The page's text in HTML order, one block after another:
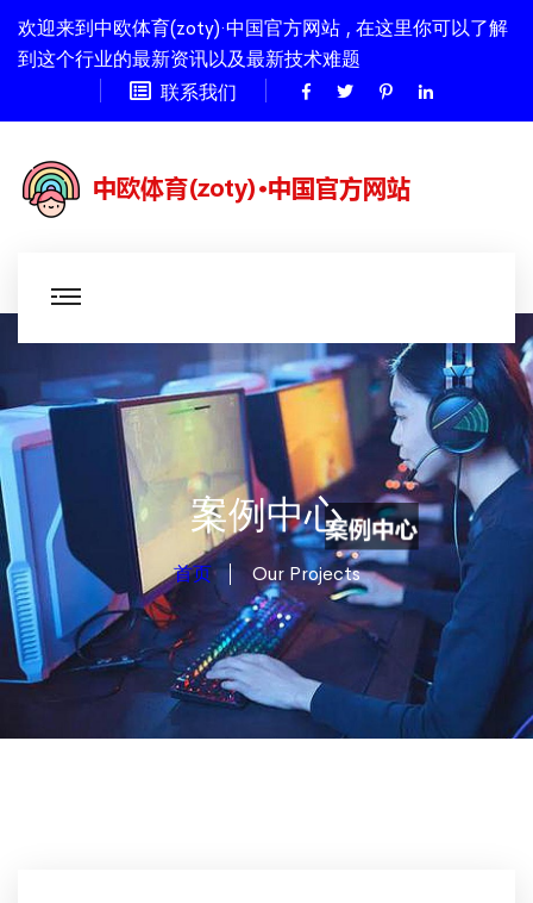
欢迎来到中欧体育(zoty)·中国官方网站 , 在这里你可以了解
到这个行业的最新资讯以及最新技术难题
联系我们
案例中心
首页 Our Projects